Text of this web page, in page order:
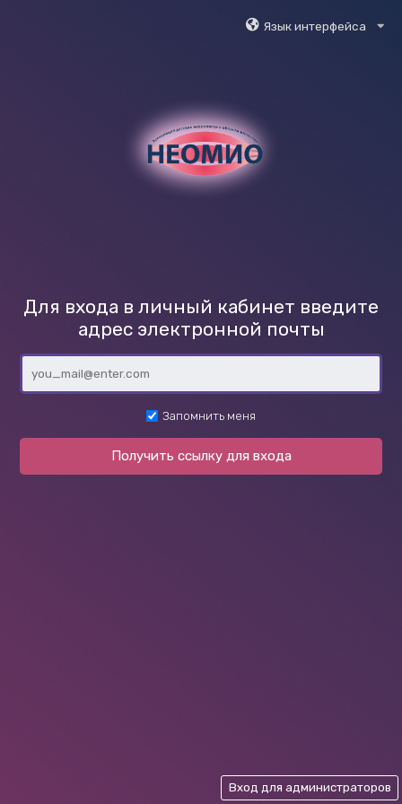
Язык интерфейса
Для входа в личный кабинет введите
адрес электронной почты
you_mail@enter.com
Запомнить меня
Получить ссылку для входа
Вход для администраторов